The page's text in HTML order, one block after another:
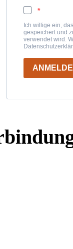
Ich willige ein,
gespeichert und
verwendet wird.